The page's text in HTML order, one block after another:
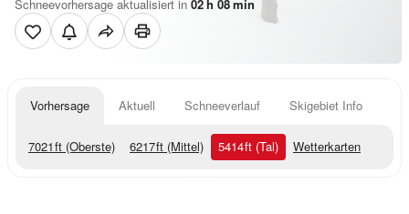
Schneevorhersage aktualisiert in 02h 08min
Vorhersage Aktuell Schneeverlauf Skigebiet Info
7021ft (Oberste) 6217ft (Mittel) 5414ft (Tal) Wetterkarten